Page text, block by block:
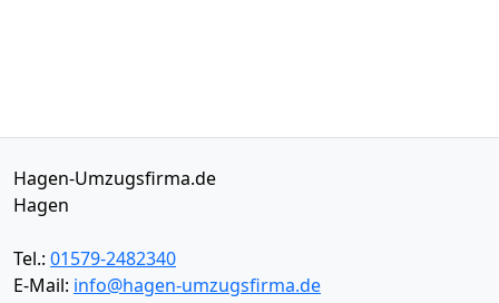
Hagen-Umzugsfirma.de
Hagen
Tel.: 01579-2482340
E-Mail: info@hagen-umzugsfirma.de